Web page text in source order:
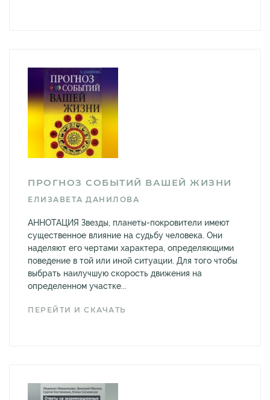
ПРОГНОЗ СОБЫТИЙ ВАШЕЙ ЖИЗНИ
ЕЛИЗАВЕТА ДАНИЛОВА
АННОТАЦИЯ Звезды, планеты-покровители имеют
существенное влияние на судьбу человека. Они
наделяют его чертами характера, определяющими
поведение в той или иной ситуации. Для того чтобы
выбрать наилучшую скорость движения на
определенном участке...
ПЕРЕЙТИ И СКАЧАТЬ